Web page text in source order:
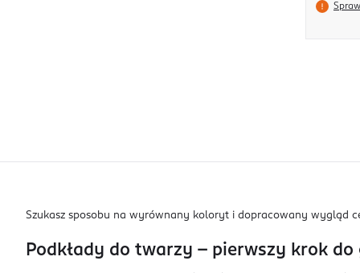
Szukasz sposobu na wyrównany koloryt i dopracowany wygląd
Podkłady do twarzy – pierwszy krok do